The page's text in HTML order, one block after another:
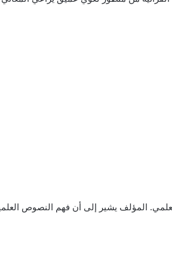
المؤلف يشير إلى أن فهم النصوص